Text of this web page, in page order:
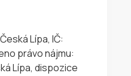
Lípa, IČ:
právo nájmu:
Lípa, dispozice